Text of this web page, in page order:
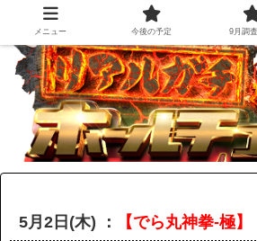
5月2日(木) ： 【でら丸神拳-極】
メニュー 今後の予定 9月調